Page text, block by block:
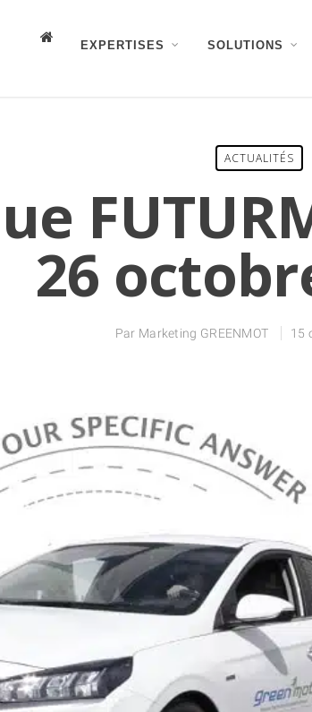
EXPERTISES SOLUTIONS
ACTUALITÉS
26
Par Marketing GREENMOT 15